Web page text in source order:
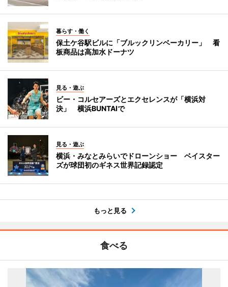
暮らす・働く
保土ケ谷駅ビルに「ブルックリンベーカリー」 看
板商品は高加水ドーナツ
見る・遊ぶ
ビー・コルセアーズとエクセレンスが「横浜対
決」 横浜BUNTAIで
見る・遊ぶ
横浜・みなとみらいでドローンショー ベイスター
ズが球団初のギネス世界記録認定
もっと見る
食べる